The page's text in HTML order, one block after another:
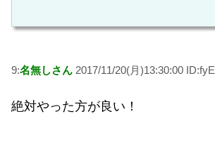
9:名無しさん 2017/11/20(月)13:30:00 ID:fyE
絶対やった方が良い！